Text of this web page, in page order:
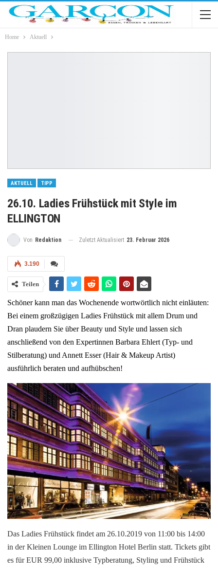
Home Aktuell
AKTUELL TIPP
26.10. Ladies Frühstück mit Style im
ELLINGTON
Von Redaktion Zuletzt Aktualisiert 23. Februar 2026
3.190
Teilen
Schöner kann man das Wochenende wortwörtlich nicht einläuten:
Bei einem großzügigen Ladies Frühstück mit allem Drum und
Dran plaudern Sie über Beauty und Style und lassen sich
anschließend von den Expertinnen Barbara Ehlert (Typ- und
Stilberatung) und Annett Esser (Hair & Makeup Artist)
ausführlich beraten und aufhübschen!
Das Ladies Frühstück findet am 26.10.2019 von 11:00 bis 14:00
in der Kleinen Lounge im Ellington Hotel Berlin statt. Tickets gibt
es für EUR 99,00 inklusive Typberatung, Styling und Frühstück